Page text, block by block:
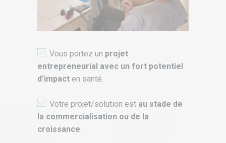
Vous portez un projet
entrepreneurial avec un fort potentiel
d’impact en santé.
Votre projet/solution est au stade de
la commercialisation ou de la
croissance.